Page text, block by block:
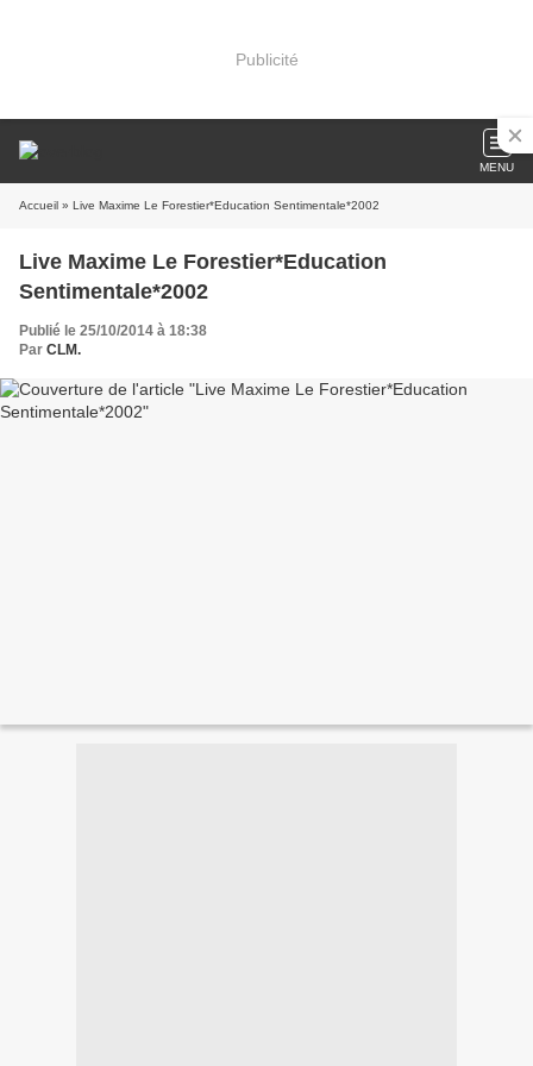
Publicité
MENU
Accueil » Live Maxime Le Forestier*Education Sentimentale*2002
Live Maxime Le Forestier*Education
Sentimentale*2002
Publié le 25/10/2014 à 18:38
Par CLM.